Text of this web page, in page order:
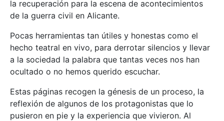
la recuperación para la escena de acontecimientos
de la guerra civil en Alicante.
Pocas herramientas tan útiles y honestas como el
hecho teatral en vivo, para derrotar silencios y llevar
a la sociedad la palabra que tantas veces nos han
ocultado o no hemos querido escuchar.
Estas páginas recogen la génesis de un proceso, la
reflexión de algunos de los protagonistas que lo
pusieron en pie y la experiencia que vivieron. Al